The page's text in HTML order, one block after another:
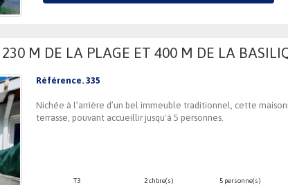
M DE LA PLAGE ET 400 M DE LA
Référence. 335
Nichée à l’arrière d’un bel immeuble traditionnel, cette
terrasse, pouvant accueillir jusqu'à 5 personnes.
T3 2 chbre(s) 5 personne(s)